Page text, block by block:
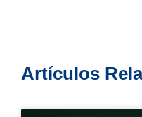
Artículos